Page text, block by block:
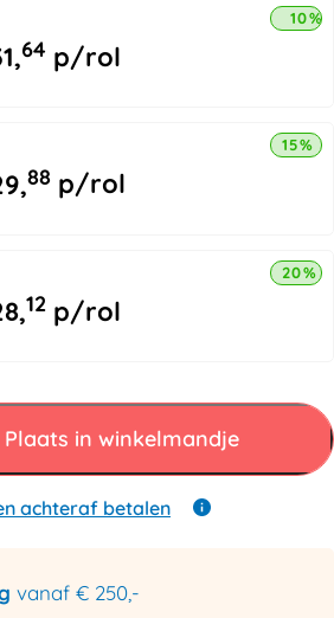
64 p/rol
10%
88 p/rol
15%
12 p/rol
20%
Plaats in winkelmandje
achteraf betalen
vanaf € 250,-